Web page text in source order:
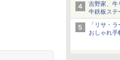
吉野家、牛
牛鉄板ステ
「リサ・
おしゃれ手